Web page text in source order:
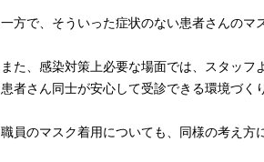
一方で、そういった症状のない患者さんのマ
また、感染対策上必要な場面では、スタッフ
患者さん同士が安心して受診できる環境づく
職員のマスク着用についても、同様の考え方